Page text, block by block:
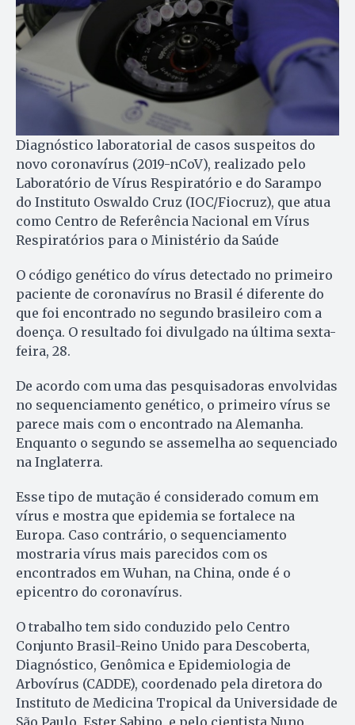
Diagnóstico laboratorial de casos suspeitos do
novo coronavírus (2019-nCoV), realizado pelo
Laboratório de Vírus Respiratório e do Sarampo
do Instituto Oswaldo Cruz (IOC/Fiocruz), que atua
como Centro de Referência Nacional em Vírus
Respiratórios para o Ministério da Saúde
O código genético do vírus detectado no primeiro
paciente de coronavírus no Brasil é diferente do
que foi encontrado no segundo brasileiro com a
doença. O resultado foi divulgado na última sexta-
feira, 28.
De acordo com uma das pesquisadoras envolvidas
no sequenciamento genético, o primeiro vírus se
parece mais com o encontrado na Alemanha.
Enquanto o segundo se assemelha ao sequenciado
na Inglaterra.
Esse tipo de mutação é considerado comum em
vírus e mostra que epidemia se fortalece na
Europa. Caso contrário, o sequenciamento
mostraria vírus mais parecidos com os
encontrados em Wuhan, na China, onde é o
epicentro do coronavírus.
O trabalho tem sido conduzido pelo Centro
Conjunto Brasil-Reino Unido para Descoberta,
Diagnóstico, Genômica e Epidemiologia de
Arbovírus (CADDE), coordenado pela diretora do
Instituto de Medicina Tropical da Universidade de